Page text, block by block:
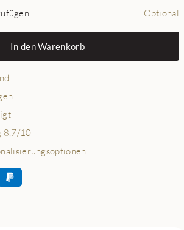
Optional
In den Warenkorb
8,7/10